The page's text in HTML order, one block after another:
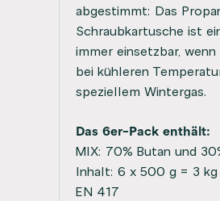
abgestimmt: Das
Schraubkartusche ist
immer einsetzbar,
bei kühleren
speziellem Wintergas.
Das 6er-Pack enthält:
MIX: 70% Butan und
Inhalt: 6 x 500 g = 3 kg
EN 417